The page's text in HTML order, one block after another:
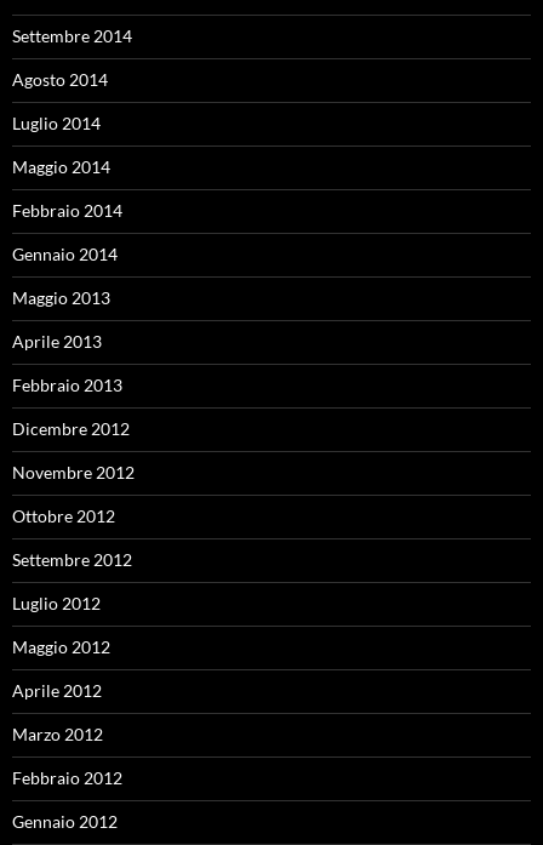
Settembre 2014
Agosto 2014
Luglio 2014
Maggio 2014
Febbraio 2014
Gennaio 2014
Maggio 2013
Aprile 2013
Febbraio 2013
Dicembre 2012
Novembre 2012
Ottobre 2012
Settembre 2012
Luglio 2012
Maggio 2012
Aprile 2012
Marzo 2012
Febbraio 2012
Gennaio 2012